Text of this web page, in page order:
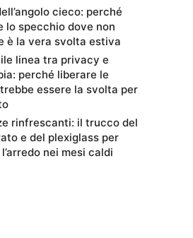
cieco: perché
lo specchio dove non
è la vera svolta estiva
linea tra privacy e
perché liberare le
essere la svolta per
rinfrescanti: il trucco del
e del plexiglass per
nei mesi caldi